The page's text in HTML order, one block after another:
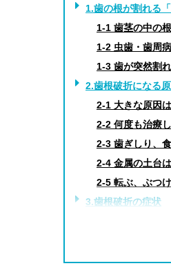
1.歯の根が割れる
1-1 歯茎の中の
1-2 虫歯・歯周
1-3 歯が突然割
2.歯根破折になる
2-1 大きな原因
2-2 何度も治療
2-3 歯ぎしり、
2-4 金属の土台
2-5 転ぶ、ぶつ
3.歯根破折の症状
3-3 噛むと違和